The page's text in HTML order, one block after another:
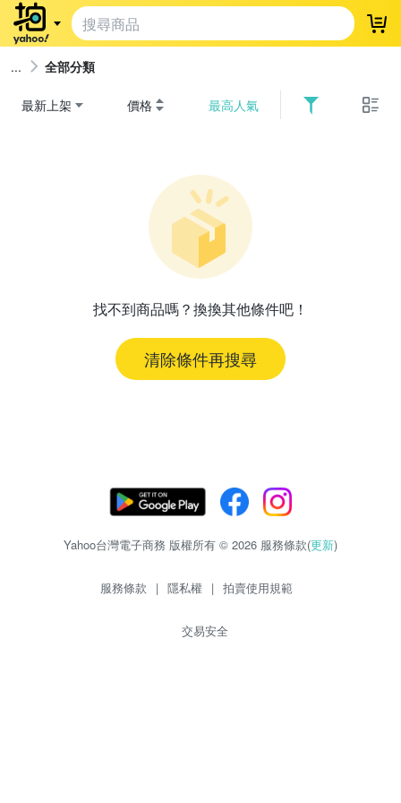
登
全部分類
最新上架 價格 最高人氣
找不到商品嗎？換換其他條件吧！
清除條件再搜尋
Yahoo台灣電子商務 版權所有 © 2026 服務條款(更新)
服務條款 | 隱私權 | 拍賣使用規範
交易安全